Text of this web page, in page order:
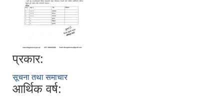
प्रकार:
सूचना तथा समाचार
आर्थिक वर्ष: